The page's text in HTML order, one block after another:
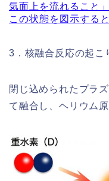
気面上を流れること
この状態を図示する
3．核融合反応の起こ
閉じ込められたプラ
て融合し、ヘリウム